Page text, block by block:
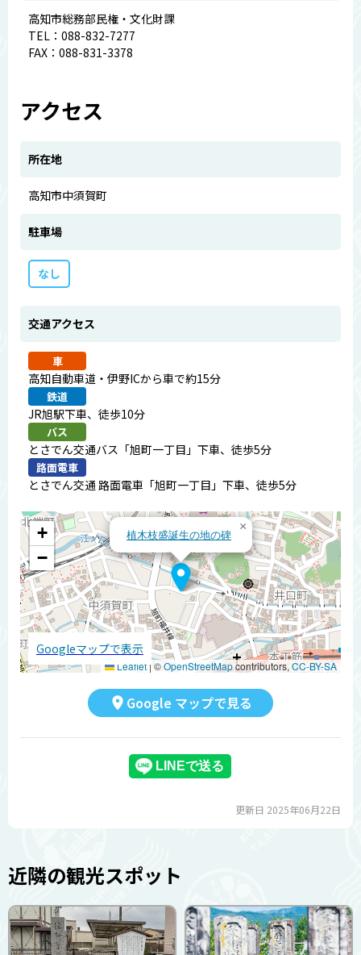
高知市総務部民権・文化財課
TEL：088-832-7277
FAX：088-831-3378
アクセス
所在地
高知市中須賀町
駐車場
なし
交通アクセス
車
高知自動車道・伊野ICから車で約15分
鉄道
JR旭駅下車、徒歩10分
バス
とさでん交通バス「旭町一丁目」下車、徒歩5分
路面電車
とさでん交通 路面電車「旭町一丁目」下車、徒歩5分
植木枝盛誕生の地の碑
×
+
−
Leaflet | ©OpenStreetMapcontributors,CC-BY-SA
Googleマップで表示
Google マップで見る
更新日 2025年06月22日
近隣の観光スポット